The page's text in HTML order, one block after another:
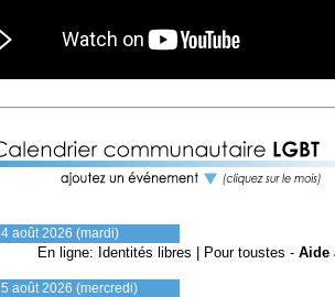
4 août 2026 (mardi)
En ligne: Identités libres | Pour toustes - Aide
5 août 2026 (mercredi)